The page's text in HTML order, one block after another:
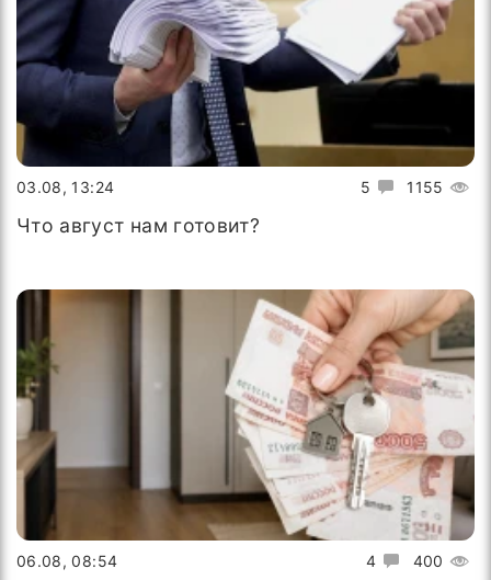
5 1155
03.08, 13:24
Что август нам готовит?
4 400
06.08, 08:54